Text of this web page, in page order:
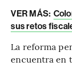
VER MÁS:
sus retos
La reforma
encuentra en